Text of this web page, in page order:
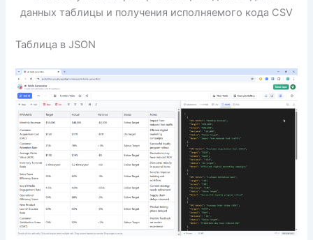
данных таблицы и получения исполняемого кода CSV
Таблица в JSON